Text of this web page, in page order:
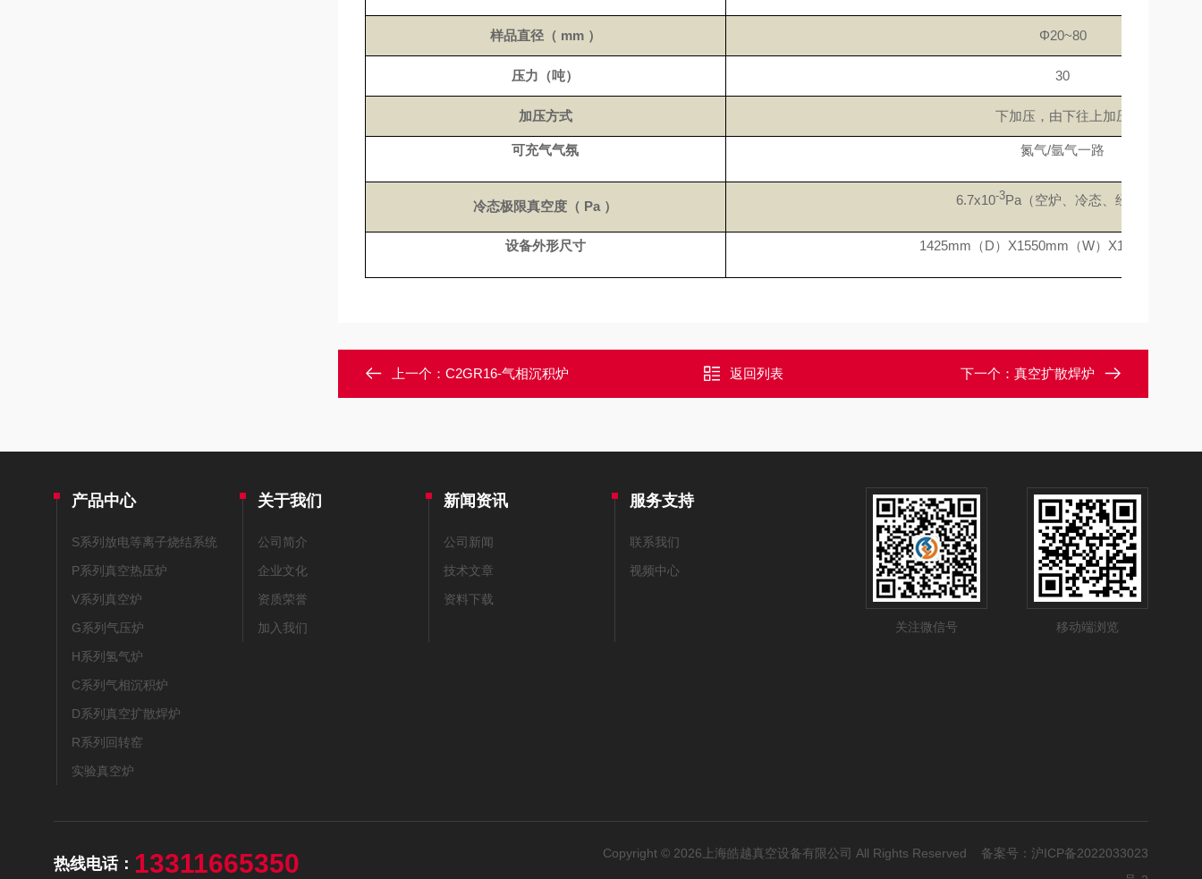
样品直径（ mm ） Φ20~80
压力（吨） 30
加压方式 下加压，由下往上加压
可充气气氛 氮气/氩气一路
冷态极限真空度（ Pa ） 6.7x10-3Pa（空炉、冷态、经净化）
设备外形尺寸 1425mm（D）X1550mm（W）X1850mm（H
上一个： C2GR16-气相沉积炉 返回列表 下一个： 真空扩散焊炉
产品中心
S系列放电等离子烧结系统
P系列真空热压炉
V系列真空炉
G系列气压炉
H系列氢气炉
C系列气相沉积炉
D系列真空扩散焊炉
R系列回转窑
实验真空炉
关于我们
公司简介
企业文化
资质荣誉
加入我们
新闻资讯
公司新闻
技术文章
资料下载
服务支持
联系我们
视频中心
关注微信号 移动端浏览
热线电话： 13311665350 Copyright © 2026上海皓越真空设备有限公司 All Rights Reserved 备案号： 沪ICP备2022033023